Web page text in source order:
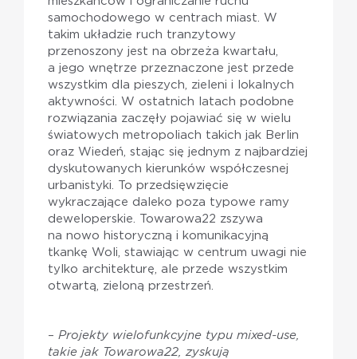
samochodowego w centrach miast. W
takim układzie ruch tranzytowy
przenoszony jest na obrzeża kwartału,
a jego wnętrze przeznaczone jest przede
wszystkim dla pieszych, zieleni i lokalnych
aktywności. W ostatnich latach podobne
rozwiązania zaczęły pojawiać się w wielu
światowych metropoliach takich jak Berlin
oraz Wiedeń, stając się jednym z najbardziej
dyskutowanych kierunków współczesnej
urbanistyki. To przedsięwzięcie
wykraczające daleko poza typowe ramy
deweloperskie. Towarowa22 zszywa
na nowo historyczną i komunikacyjną
tkankę Woli, stawiając w centrum uwagi nie
tylko architekturę, ale przede wszystkim
otwartą, zieloną przestrzeń.
– Projekty wielofunkcyjne typu mixed-use,
takie jak Towarowa22, zyskują